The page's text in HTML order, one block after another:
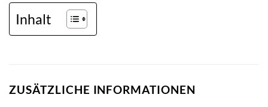
Inhalt
ZUSÄTZLICHE INFORMATIONEN